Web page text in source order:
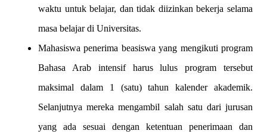
waktu untuk belajar, dan tidak diizinkan bekerja selama
masa belajar di Universitas.
Mahasiswa penerima beasiswa yang mengikuti program
Bahasa Arab intensif harus lulus program tersebut
maksimal dalam 1 (satu) tahun kalender akademik.
Selanjutnya mereka mengambil salah satu dari jurusan
yang ada sesuai dengan ketentuan penerimaan dan